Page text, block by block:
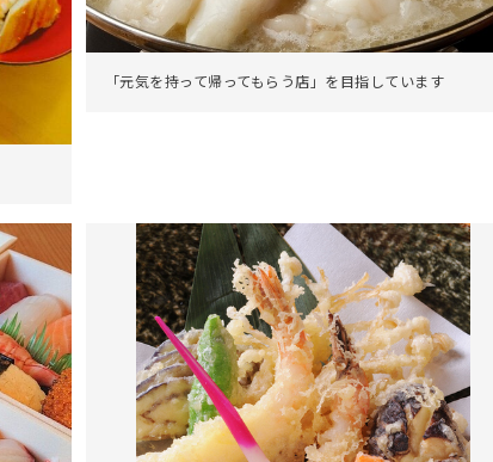
「元気を持って帰ってもらう店」を目指しています